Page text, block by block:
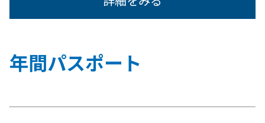
年間パスポート